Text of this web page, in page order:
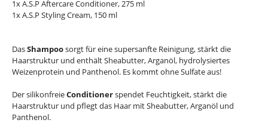
1x A.S.P Aftercare Conditioner, 275 ml
1x A.S.P Styling Cream, 150 ml
DasShampoosorgt für eine supersanfte Reinigung, stärkt die
Haarstruktur und enthält Sheabutter, Arganöl, hydrolysiertes
Weizenprotein und Panthenol. Es kommt ohne Sulfate aus!
Der silikonfreieConditionerspendet Feuchtigkeit, stärkt die
Haarstruktur und pflegt das Haar mit Sheabutter, Arganöl und
Panthenol.